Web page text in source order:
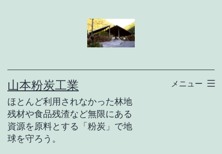
へ
ス
キ
ッ
山本粉炭工業
ほとんど利用されなかった林地
残材や食品残渣など無限にある
資源を原料とする「粉炭」で地
球を守ろう。
メニュー